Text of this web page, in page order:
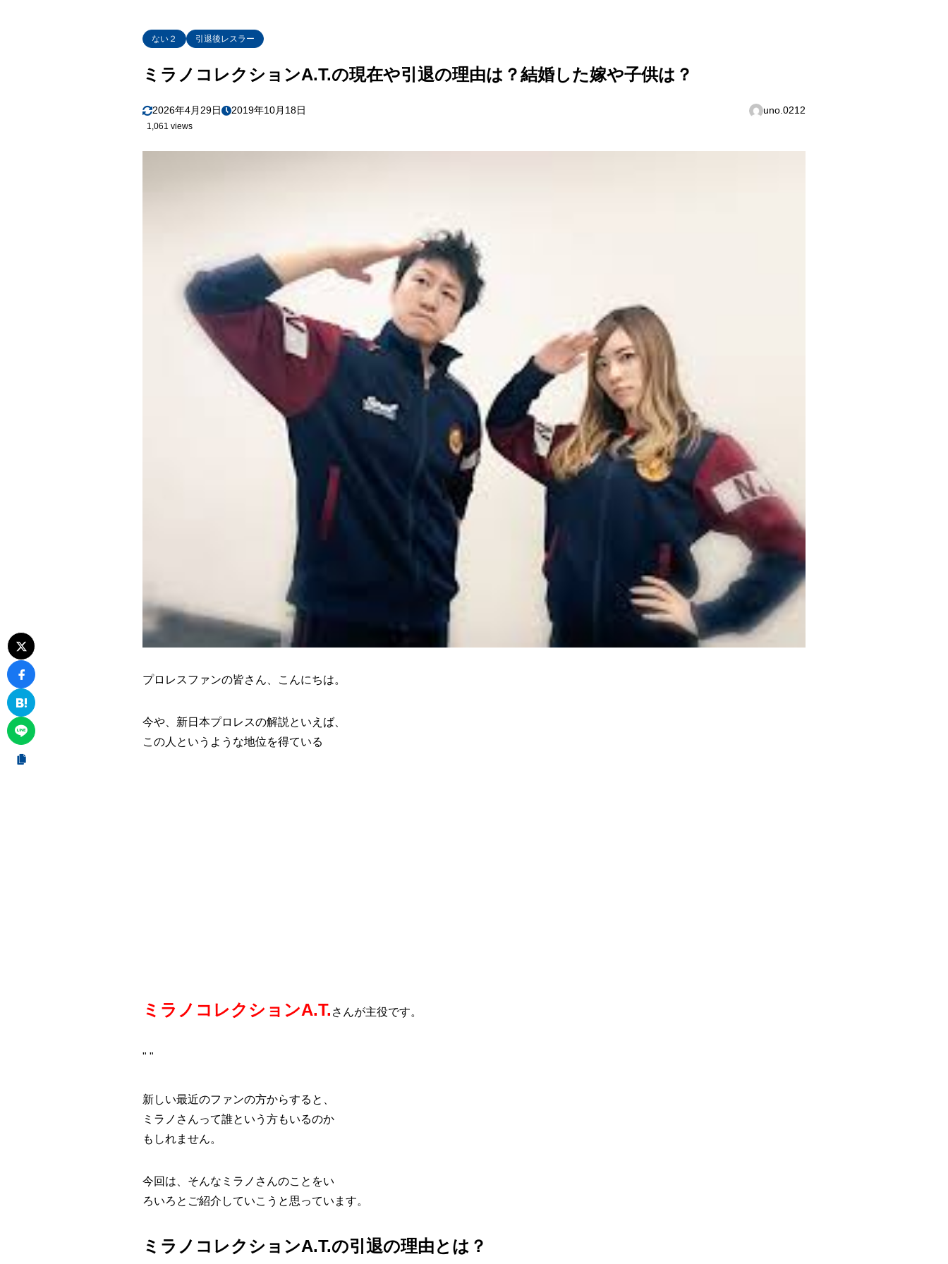
ない２ 引退後レスラー
ミラノコレクションA.T.の現在や引退の理由は？結婚した嫁や子供は？
2026年4月29日 2019年10月18日 uno.0212
1,061 views
プロレスファンの皆さん、こんにちは。
今や、新日本プロレスの解説といえば、
この人というような地位を得ている
ミラノコレクションA.T. さんが主役です。
" "
新しい最近のファンの方からすると、
ミラノさんって誰という方もいるのか
もしれません。
今回は、そんなミラノさんのことをい
ろいろとご紹介していこうと思っています。
ミラノコレクションA.T.の引退の理由とは？